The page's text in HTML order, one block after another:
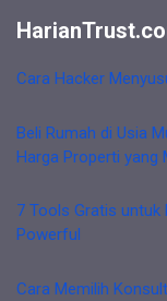
Cara Hacker
Beli Rumah di Usia
Harga Properti yang
7 Tools Gratis untuk
Powerful
Cara Memilih